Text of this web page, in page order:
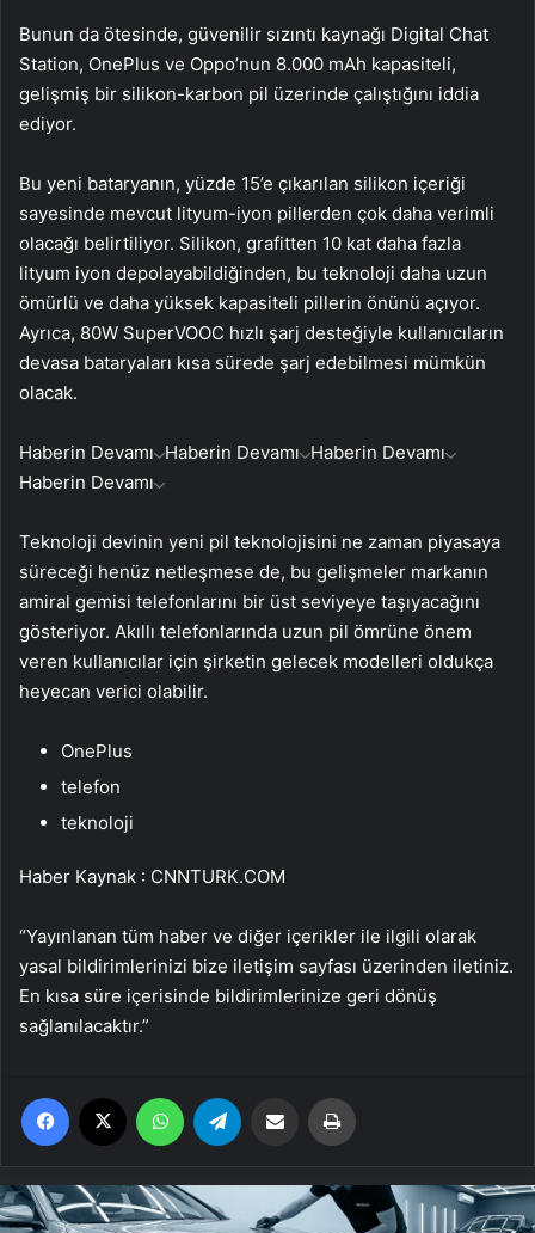
Bunun da ötesinde, güvenilir sızıntı kaynağı Digital Chat
Station, OnePlus ve Oppo’nun 8.000 mAh kapasiteli,
gelişmiş bir silikon-karbon pil üzerinde çalıştığını iddia
ediyor.
Bu yeni bataryanın, yüzde 15’e çıkarılan silikon içeriği
sayesinde mevcut lityum-iyon pillerden çok daha verimli
olacağı belirtiliyor. Silikon, grafitten 10 kat daha fazla
lityum iyon depolayabildiğinden, bu teknoloji daha uzun
ömürlü ve daha yüksek kapasiteli pillerin önünü açıyor.
Ayrıca, 80W SuperVOOC hızlı şarj desteğiyle kullanıcıların
devasa bataryaları kısa sürede şarj edebilmesi mümkün
olacak.
Haberin Devamı Haberin Devamı Haberin Devamı
Haberin Devamı
Teknoloji devinin yeni pil teknolojisini ne zaman piyasaya
süreceği henüz netleşmese de, bu gelişmeler markanın
amiral gemisi telefonlarını bir üst seviyeye taşıyacağını
gösteriyor. Akıllı telefonlarında uzun pil ömrüne önem
veren kullanıcılar için şirketin gelecek modelleri oldukça
heyecan verici olabilir.
OnePlus
telefon
teknoloji
Haber Kaynak : CNNTURK.COM
“Yayınlanan tüm haber ve diğer içerikler ile ilgili olarak
yasal bildirimlerinizi bize iletişim sayfası üzerinden iletiniz.
En kısa süre içerisinde bildirimlerinize geri dönüş
sağlanılacaktır.”
Facebook WhatsApp Email'den paylaş